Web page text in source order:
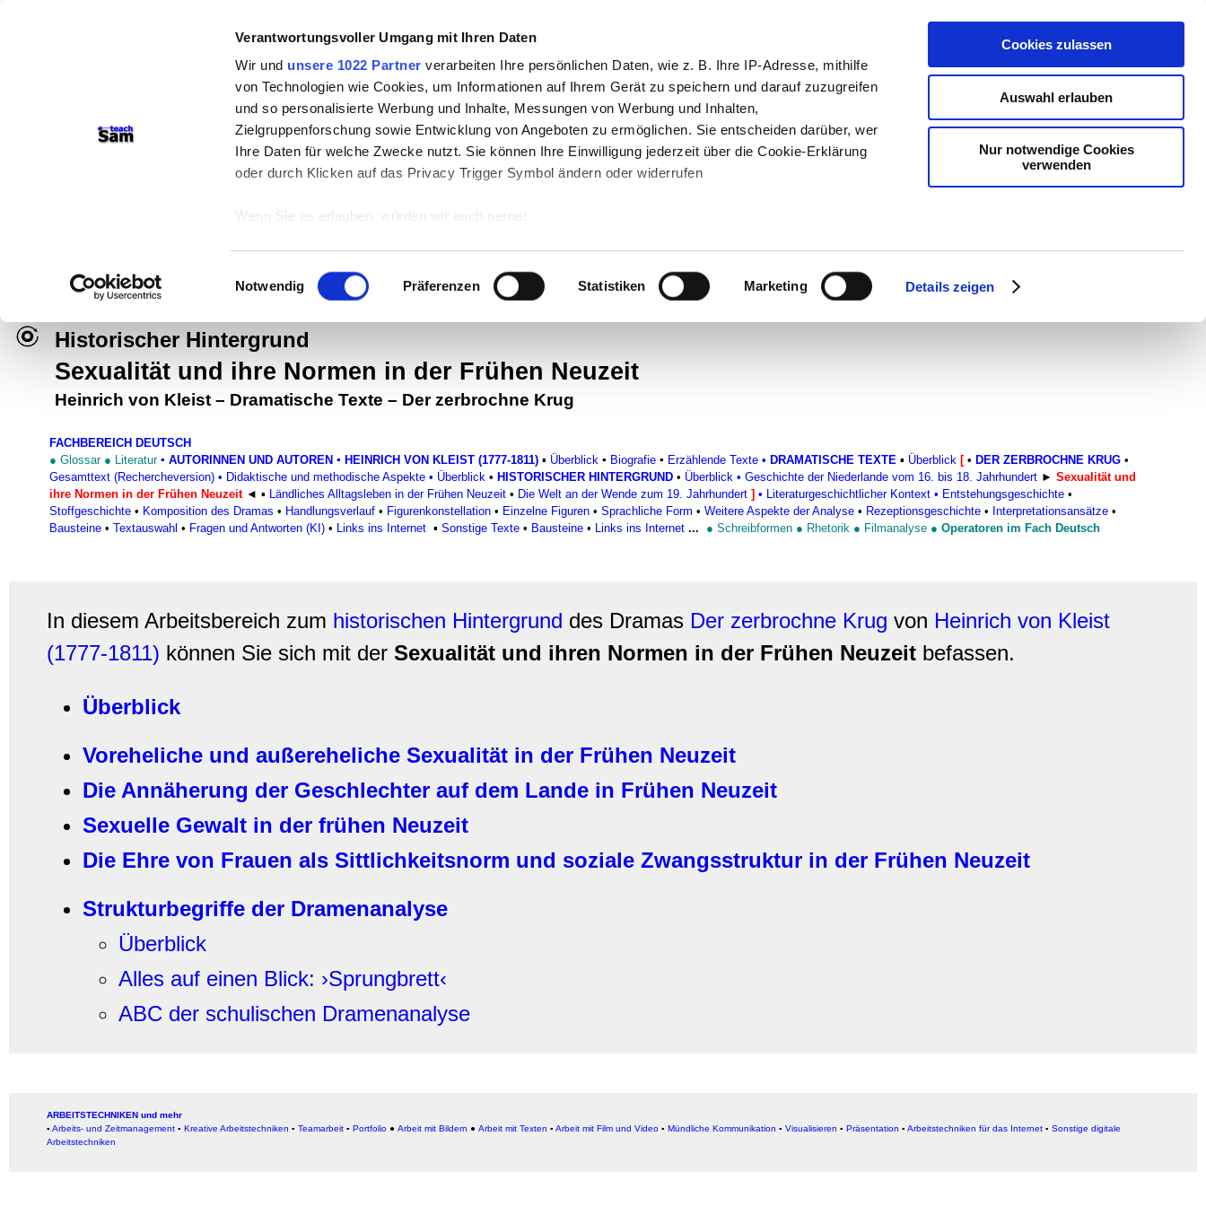
Verantwortungsvoller Umgang mit Ihren Daten
Wir und unsere 1022 Partner verarbeiten Ihre persönlichen Daten, wie z. B. Ihre IP-Adresse, mithilfe
von Technologien wie Cookies, um Informationen auf Ihrem Gerät zu speichern und darauf zuzugreifen
und so personalisierte Werbung und Inhalte, Messungen von Werbung und Inhalten,
Zielgruppenforschung sowie Entwicklung von Angeboten zu ermöglichen. Sie entscheiden darüber, wer
Ihre Daten für welche Zwecke nutzt. Sie können Ihre Einwilligung jederzeit über die Cookie-Erklärung
oder durch Klicken auf das Privacy Trigger Symbol ändern oder widerrufen
Wenn Sie es erlauben, würden wir auch gerne:
Ihr Gerät durch aktives Scannen nach bestimmten Merkmalen (Fingerprinting) identifizieren
Erfahren Sie mehr darüber, wie Ihre persönlichen Daten verarbeitet werden, und legen Sie Ihre
Präferenzen imAbschnitt Einzelheitenfest.
Wir verwenden Cookies, um Inhalte und Anzeigen zu personalisieren, Funktionen für soziale Medien
anbieten zu können und die Zugriffe auf unsere Website zu analysieren. Außerdem geben wir
Informationen zu Ihrer Verwendung unserer Website an unsere Partner für soziale Medien, Werbung
zusammen, die Sie ihnen bereitgestellt haben oder die sie im Rahmen Ihrer Nutzung der Dienste
gesammelt haben.
Einwilligungsauswahl
Notwendig Präferenzen Statistiken Marketing Details zeigen
Cookies zulassen
Auswahl erlauben
Nur notwendige Cookies
verwenden
Werbung
Historischer Hintergrund
Sexualität und ihre Normen in der Frühen Neuzeit
Heinrich von Kleist – Dramatische Texte – Der zerbrochne Krug
FACHBEREICH DEUTSCH
● Glossar ● Literatur ▪ AUTORINNEN UND AUTOREN ▪ HEINRICH VON KLEIST (1777-1811) ▪ Überblick ▪ Biografie ▪ Erzählende Texte • DRAMATISCHE TEXTE ▪ Überblick [ • DER ZERBROCHNE KRUG •
Gesamttext (Rechercheversion) • Didaktische und methodische Aspekte • Überblick • HISTORISCHER HINTERGRUND • Überblick • Geschichte der Niederlande vom 16. bis 18. Jahrhundert ► Sexualität und
ihre Normen in der Frühen Neuzeit◄ ▪ Ländliches Alltagsleben in der Frühen Neuzeit • Die Welt an der Wende zum 19. Jahrhundert ] • Literaturgeschichtlicher Kontext • Entstehungsgeschichte •
Stoffgeschichte • Komposition des Dramas • Handlungsverlauf • Figurenkonstellation • Einzelne Figuren • Sprachliche Form • Weitere Aspekte der Analyse • Rezeptionsgeschichte • Interpretationsansätze •
Bausteine • Textauswahl • Fragen und Antworten (KI) • Links ins Internet ▪ Sonstige Texte • Bausteine • Links ins Internet ... ● Schreibformen ● Rhetorik ● Filmanalyse ● Operatoren im Fach Deutsch
In diesem Arbeitsbereich zum historischen Hintergrund des Dramas Der zerbrochne Krug von Heinrich von Kleist
(1777-1811) können Sie sich mit der Sexualität und ihren Normen in der Frühen Neuzeit befassen.
Überblick
Voreheliche und außereheliche Sexualität in der Frühen Neuzeit
Die Annäherung der Geschlechter auf dem Lande in Frühen Neuzeit
Sexuelle Gewalt in der frühen Neuzeit
Die Ehre von Frauen als Sittlichkeitsnorm und soziale Zwangsstruktur in der Frühen Neuzeit
Strukturbegriffe der Dramenanalyse
Überblick
Alles auf einen Blick: ›Sprungbrett‹
ABC der schulischen Dramenanalyse
ARBEITSTECHNIKEN und mehr
▪ Arbeits- und Zeitmanagement ▪ Kreative Arbeitstechniken ▪ Teamarbeit ▪ Portfolio ● Arbeit mit Bildern ● Arbeit mit Texten ▪ Arbeit mit Film und Video ▪ Mündliche Kommunikation ▪ Visualisieren ▪ Präsentation ▪ Arbeitstechniken für das Internet ▪ Sonstige digitale
Arbeitstechniken